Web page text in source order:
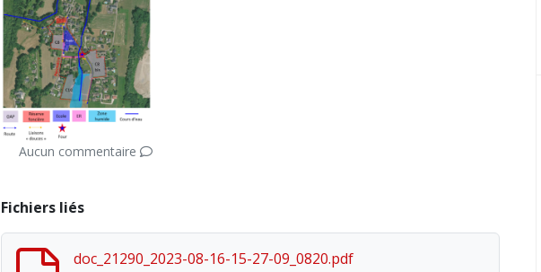
Aucun commentaire
Fichiers liés
doc_21290_2023-08-16-15-27-09_0820.pdf